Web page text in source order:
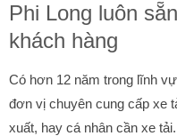
Phi Long luôn
khách hàng
Có hơn 12 năm trong lĩnh
đơn vị chuyên cung cấp xe
xuất, hay cá nhân cần xe